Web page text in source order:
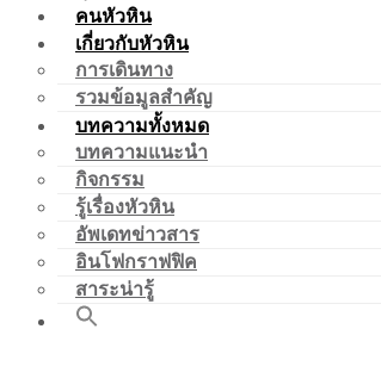
คนหัวหิน
เกี่ยวกับหัวหิน
การเดินทาง
รวมข้อมูลสำคัญ
บทความทั้งหมด
บทความแนะนำ
กิจกรรม
รู้เรื่องหัวหิน
อัพเดทข่าวสาร
อินโฟกราฟฟิค
สาระน่ารู้